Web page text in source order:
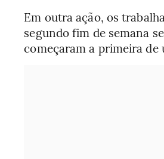
Em outra ação, os
segundo fim de semana
começaram a primeira de